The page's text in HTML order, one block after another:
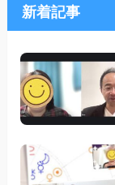
新着記事